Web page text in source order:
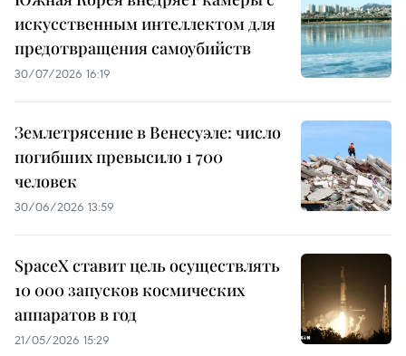
искусственным интеллектом для
предотвращения самоубийств
30/07/2026 16:19
Землетрясение в Венесуэле: число
погибших превысило 1 700
человек
30/06/2026 13:59
SpaceX ставит цель осуществлять
10 000 запусков космических
аппаратов в год
21/05/2026 15:29